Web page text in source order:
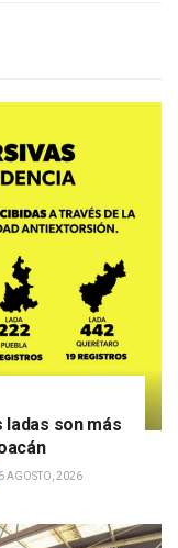
ladas son más
6 AGOSTO, 2026